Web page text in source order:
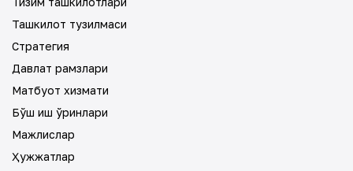
Ташкилот тузилмаси
Стратегия
Давлат рамзлари
Матбуот хизмати
Бўш иш ўринлари
Мажлислар
Ҳужжатлар